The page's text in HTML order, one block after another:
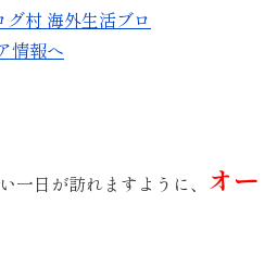
一日が訪れますように、 オー